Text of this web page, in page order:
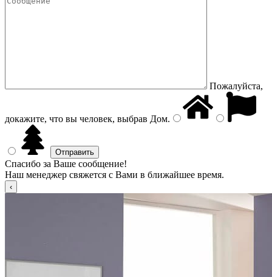
Пожалуйста,
докажите, что вы человек, выбрав Дом.
Спасибо за Ваше сообщение!
Наш менеджер свяжется с Вами в ближайшее время.